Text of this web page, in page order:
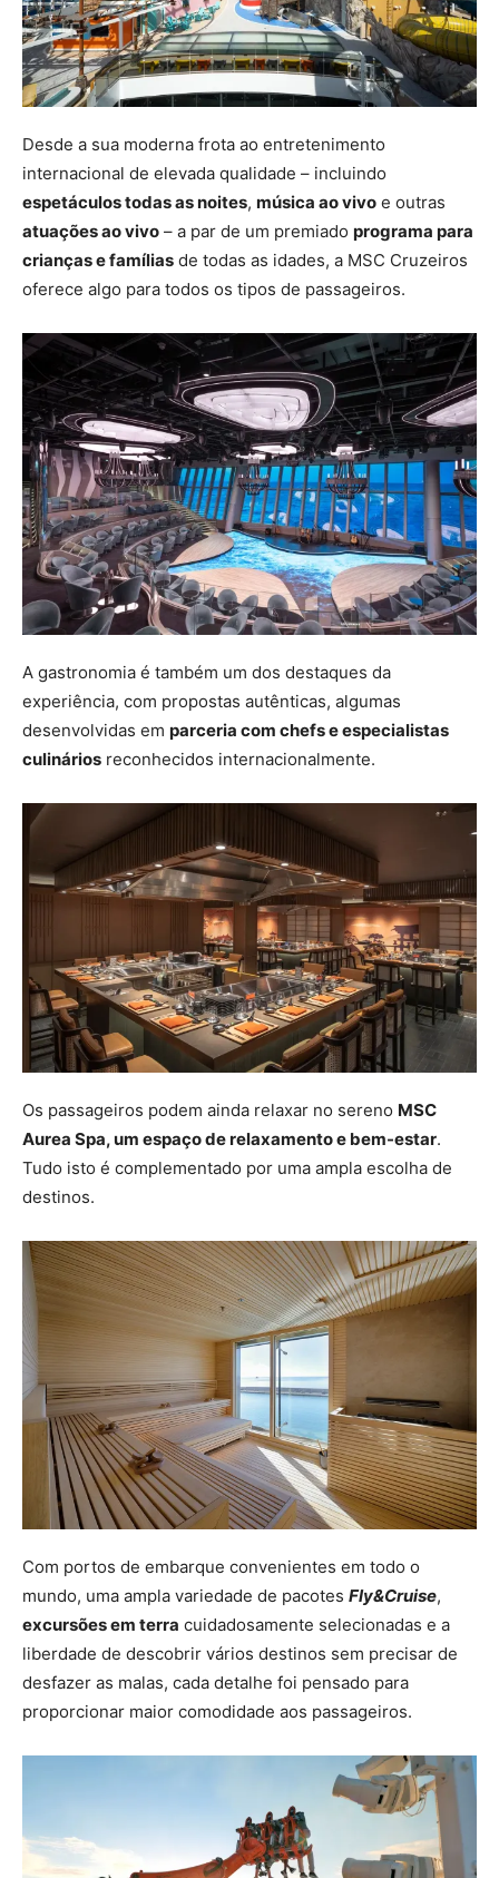
Desde a sua moderna frota ao entretenimento
internacional de elevada qualidade – incluindo
espetáculos todas as noites, música ao vivo e outras
atuações ao vivo – a par de um premiado programa para
crianças e famílias de todas as idades, a MSC Cruzeiros
oferece algo para todos os tipos de passageiros.
A gastronomia é também um dos destaques da
experiência, com propostas autênticas, algumas
desenvolvidas em parceria com chefs e especialistas
culinários reconhecidos internacionalmente.
Os passageiros podem ainda relaxar no sereno MSC
Aurea Spa, um espaço de relaxamento e bem-estar.
Tudo isto é complementado por uma ampla escolha de
destinos.
Com portos de embarque convenientes em todo o
mundo, uma ampla variedade de pacotes Fly&Cruise,
excursões em terra cuidadosamente selecionadas e a
liberdade de descobrir vários destinos sem precisar de
desfazer as malas, cada detalhe foi pensado para
proporcionar maior comodidade aos passageiros.